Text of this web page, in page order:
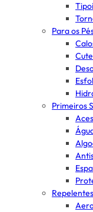
Para os
Primeiros
Repelentes